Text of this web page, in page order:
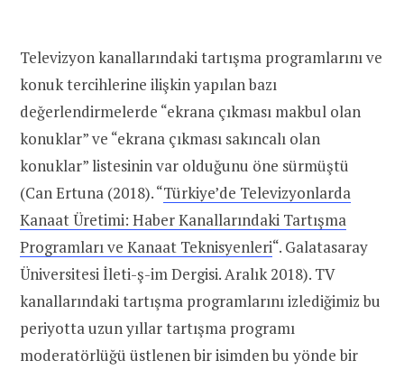
Televizyon kanallarındaki tartışma programlarını ve
konuk tercihlerine ilişkin yapılan bazı
değerlendirmelerde “ekrana çıkması makbul olan
konuklar” ve “ekrana çıkması sakıncalı olan
konuklar” listesinin var olduğunu öne sürmüştü
(Can Ertuna (2018). “Türkiye’de Televizyonlarda
Kanaat Üretimi: Haber Kanallarındaki Tartışma
Programları ve Kanaat Teknisyenleri“. Galatasaray
Üniversitesi İleti-ş-im Dergisi. Aralık 2018). TV
kanallarındaki tartışma programlarını izlediğimiz bu
periyotta uzun yıllar tartışma programı
moderatörlüğü üstlenen bir isimden bu yönde bir